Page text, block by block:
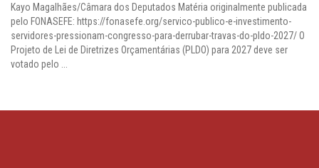
Kayo Magalhães/Câmara dos Deputados Matéria originalmente publicada
pelo FONASEFE: https://fonasefe.org/servico-publico-e-investimento-
servidores-pressionam-congresso-para-derrubar-travas-do-pldo-2027/ O
Projeto de Lei de Diretrizes Orçamentárias (PLDO) para 2027 deve ser
votado pelo ...